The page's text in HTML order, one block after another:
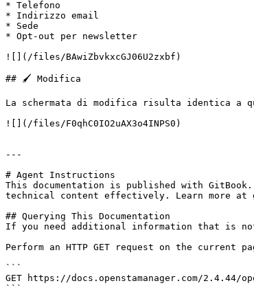
* Telefono
* Indirizzo email
* Sede
* Opt-out per newsletter
![](/files/BAwiZbvkxcGJ06U2zxbf)
## 🖌️ Modifica
La schermata di modifica risulta identica a
![](/files/F0qhC0IO2uAX3o4INPS0)
---
# Agent Instructions
This documentation is published with
technical content effectively. Learn more at
## Querying This Documentation
If you need additional information that is
Perform an HTTP GET request on the current
```
GET https://docs.openstamanager.com/2.4.44/